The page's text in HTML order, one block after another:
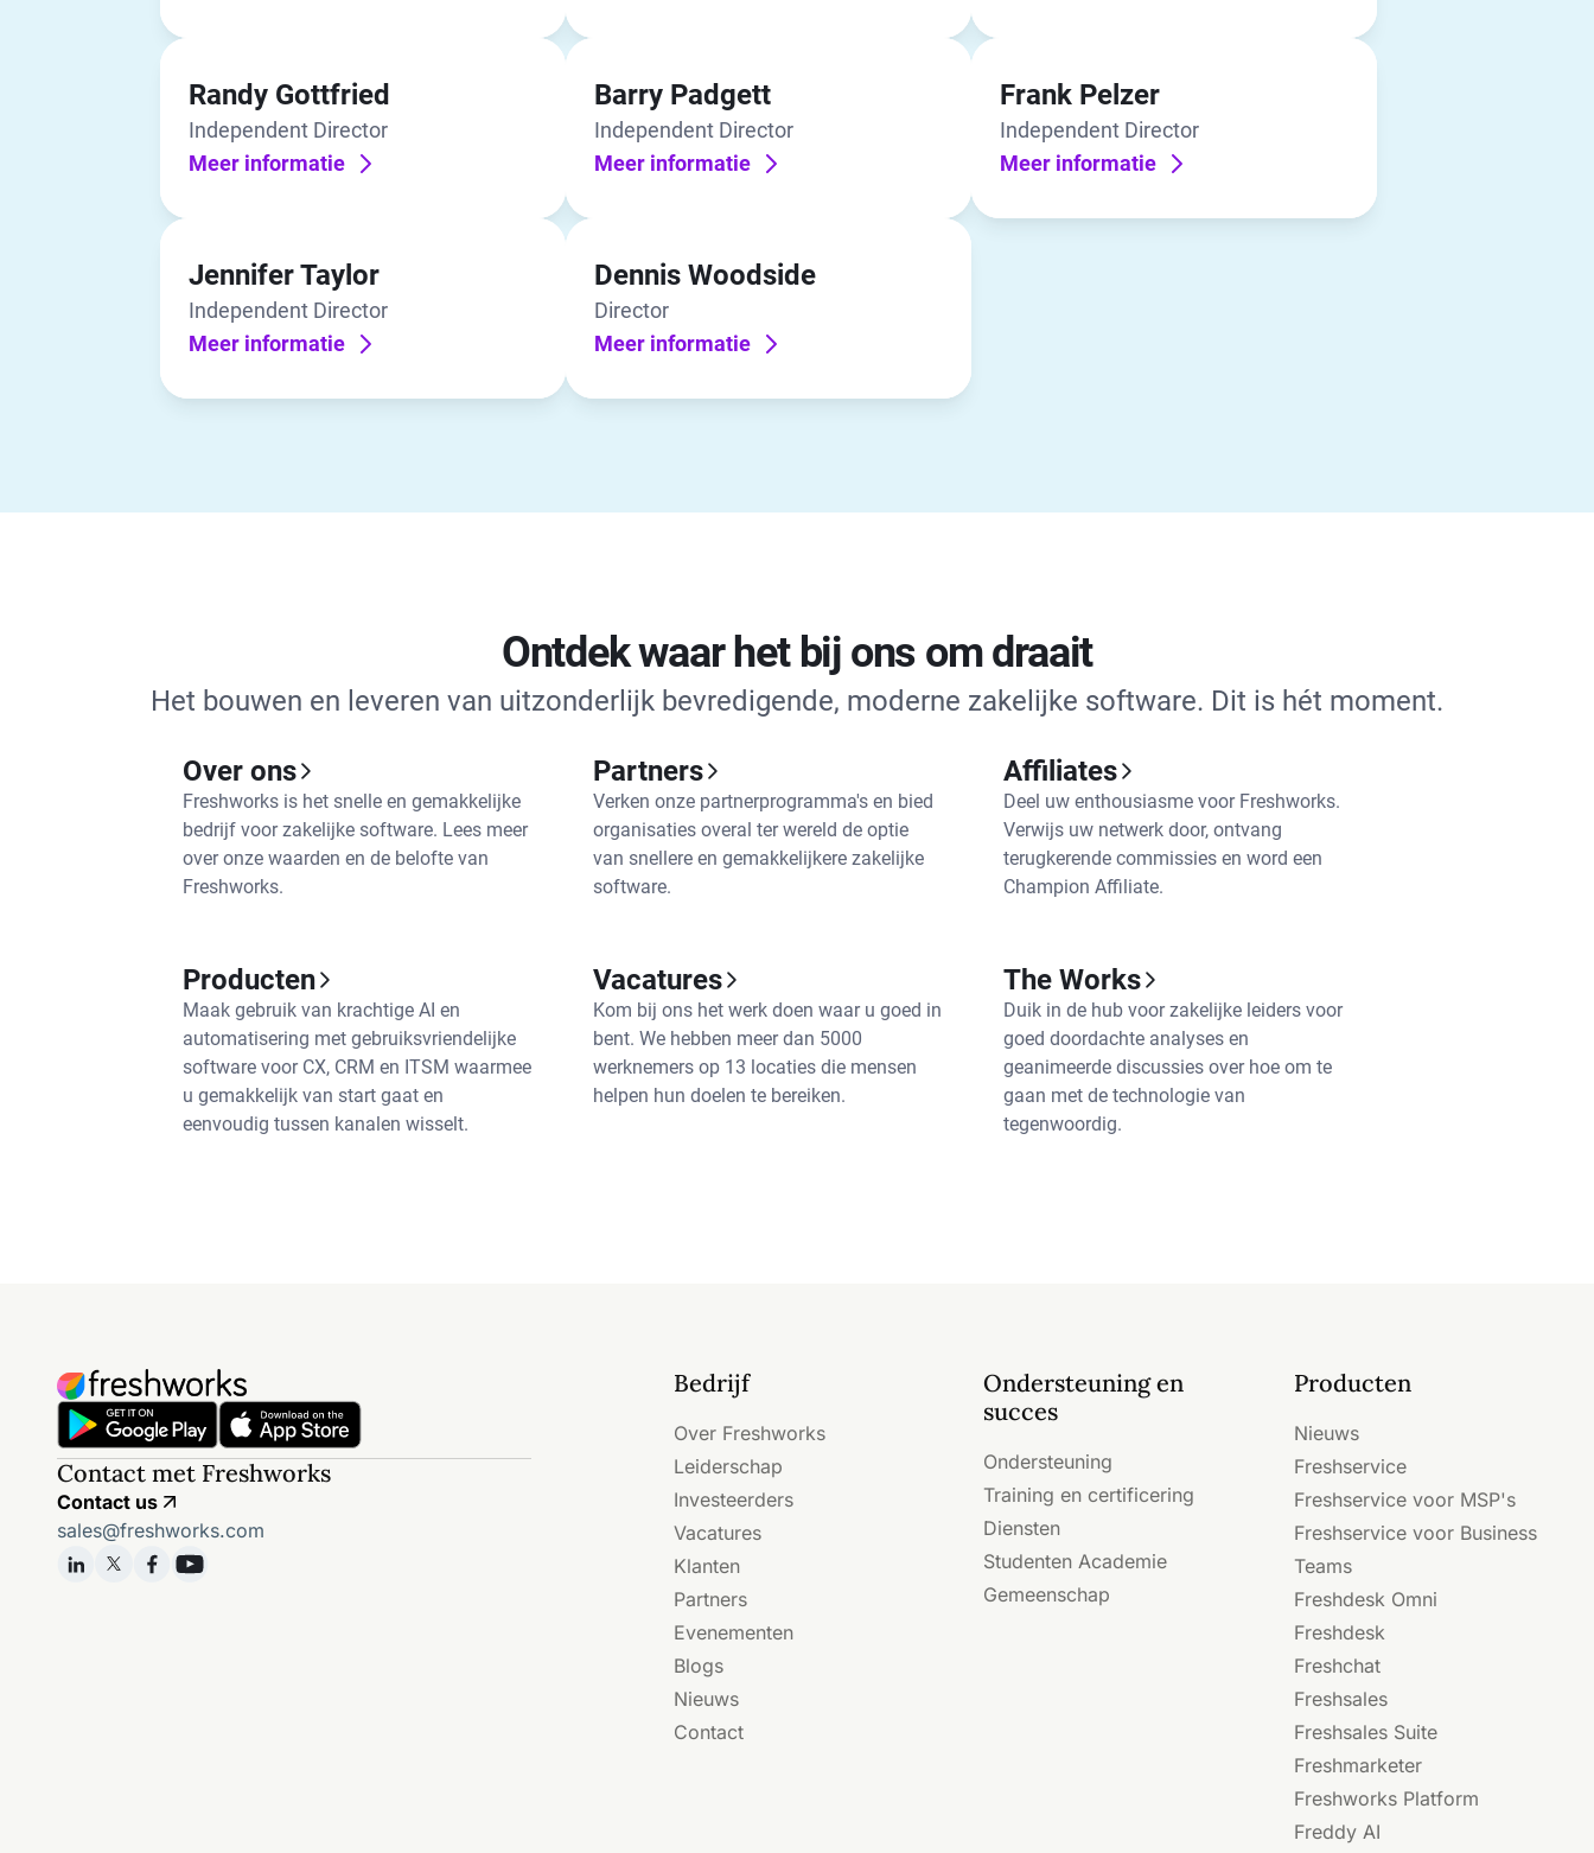
Randy Gottfried
Independent Director
Meer informatie
Barry Padgett
Independent Director
Meer informatie
Frank Pelzer
Independent Director
Meer informatie
Jennifer Taylor
Independent Director
Meer informatie
Dennis Woodside
Director
Meer informatie
Ontdek waar het bij ons om draait
Het bouwen en leveren van uitzonderlijk bevredigende, moderne zakelijke software. Dit is hét moment.
Over ons
Freshworks is het snelle en gemakkelijke
bedrijf voor zakelijke software. Lees meer
over onze waarden en de belofte van
Freshworks.
Partners
Verken onze partnerprogramma's en bied
organisaties overal ter wereld de optie
van snellere en gemakkelijkere zakelijke
software.
Affiliates
Deel uw enthousiasme voor Freshworks.
Verwijs uw netwerk door, ontvang
terugkerende commissies en word een
Champion Affiliate.
Producten
Maak gebruik van krachtige AI en
automatisering met gebruiksvriendelijke
software voor CX, CRM en ITSM waarmee
u gemakkelijk van start gaat en
eenvoudig tussen kanalen wisselt.
Vacatures
Kom bij ons het werk doen waar u goed in
bent. We hebben meer dan 5000
werknemers op 13 locaties die mensen
helpen hun doelen te bereiken.
The Works
Duik in de hub voor zakelijke leiders voor
goed doordachte analyses en
geanimeerde discussies over hoe om te
gaan met de technologie van
tegenwoordig.
Contact met Freshworks
Contact us
sales@freshworks.com
Bedrijf
Over Freshworks
Leiderschap
Investeerders
Vacatures
Klanten
Partners
Evenementen
Blogs
Nieuws
Contact
Ondersteuning en
succes
Ondersteuning
Training en certificering
Diensten
Studenten Academie
Gemeenschap
Producten
Nieuws
Freshservice
Freshservice voor MSP's
Freshservice voor Business
Teams
Freshdesk Omni
Freshdesk
Freshchat
Freshsales
Freshsales Suite
Freshmarketer
Freshworks Platform
Freddy AI